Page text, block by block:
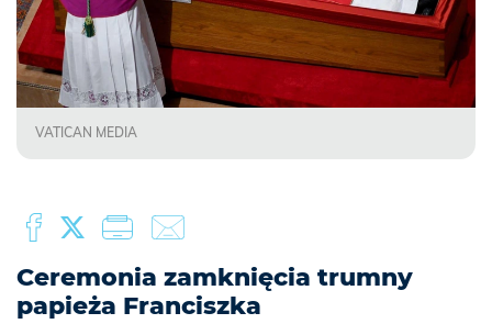
VATICAN MEDIA
Ceremonia zamknięcia trumny
papieża Franciszka